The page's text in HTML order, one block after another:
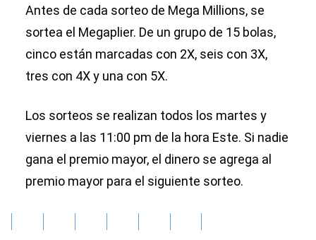
Antes de cada sorteo de Mega Millions, se
sortea el Megaplier. De un grupo de 15 bolas,
cinco están marcadas con 2X, seis con 3X,
tres con 4X y una con 5X.
Los sorteos se realizan todos los martes y
viernes a las 11:00 pm de la hora Este. Si nadie
gana el premio mayor, el dinero se agrega al
premio mayor para el siguiente sorteo.